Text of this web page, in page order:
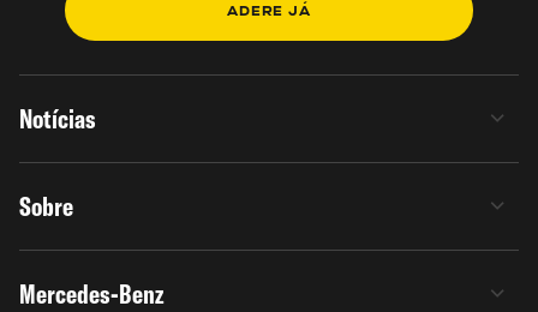
ADERE JÁ
Notícias
Sobre
Mercedes-Benz